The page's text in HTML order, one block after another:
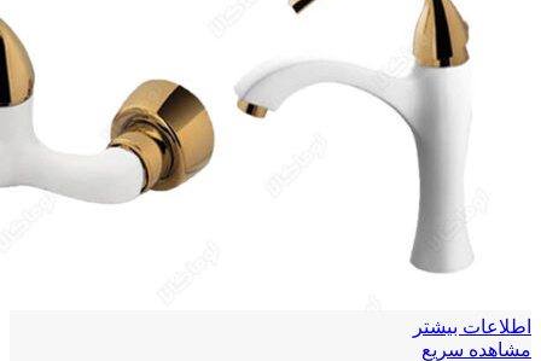
اطلاعات بیشتر
مشاهده سریع